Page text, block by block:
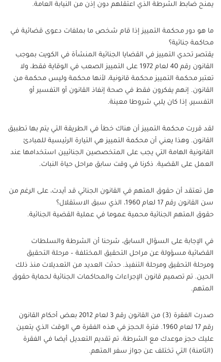
يمنح ضابط الشرطة الذي اعتقلهم دون إذن من النيابة العامة.
ما هو دور محكمة التمييز إذا قام شخص ما بملفات دعوى قضائية في
محاكمة جنائية؟
يقتصر تحدي التمييز في القضايا الجنائية المنشأة في الكويت بموجب
القانون رقم 40 لعام 1972 على التمييز الصعب في الوقاية فقط، ولا
تعتبر محكمة التمييز محكمة قانونية، لأنها محكمة وليس محكمة من
القانون. إنهم يفكرون فقط في صحة إنفاذ القانون أو التفسير أو
التفسير، إذا كان يلبي شروطا معينة.
لقد قررت محكمة التمييز أن هناك خطأ في الطريقة التي يتم بها تطبيق
القانون. وهذا يعني أن محكمة التمييز هي التيارة الرئيسية للمبادئ
القانونية الهامة التي يجب على المتخصصين الجنائيين استخدامها عند
العمل على القضية. ذكرنا في وقت سابق مراحل حياة النبات.
هل تعتقد أن حقوق المتهم في القانون الجنائي قد أيدت، على الرغم من
سن القانون رقم 17 لعام 1960، الذي سبق الاستقلال؟
حقوق المتهم الجنائية محمية عموما في عملية القضية الجنائية.
في الإجابة على السؤال السابق، شرحنا أن الشرطة والسلطات
القضائية مسؤولة عن مراحل التحقيق المختلفة – مرحلة التحقيق
ومرحلة التحقيق ومرحلة التنفيذ. حدثت العديد من التعديلات منذ ذلك
الحين. تم تصميم قانون الإجراءات والمحاكمات الجنائية لحماية حقوق
المتهم.
صدرت الفقرة (3) من القانون رقم 3 لعام 2012 بعض أحكام القانون
رقم 17 لعام 1960. فترة الحجز في هذه الفقرة هي الوقت الذي يتعين
عليك حجز موعدك مع الشرطة. تم تقديم التعديل أيضا في الفقرة
(الثامنة) التي تختلف عن جواز سفر المتهم.